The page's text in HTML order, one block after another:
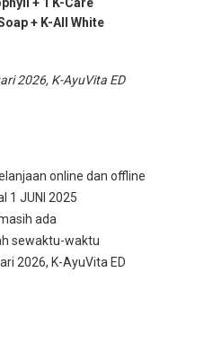
+ 1 K-Care
+ K-All White
2026, K-AyuVita ED
online dan offline
1 JUNI 2025
ada
sewaktu-waktu
2026, K-AyuVita ED